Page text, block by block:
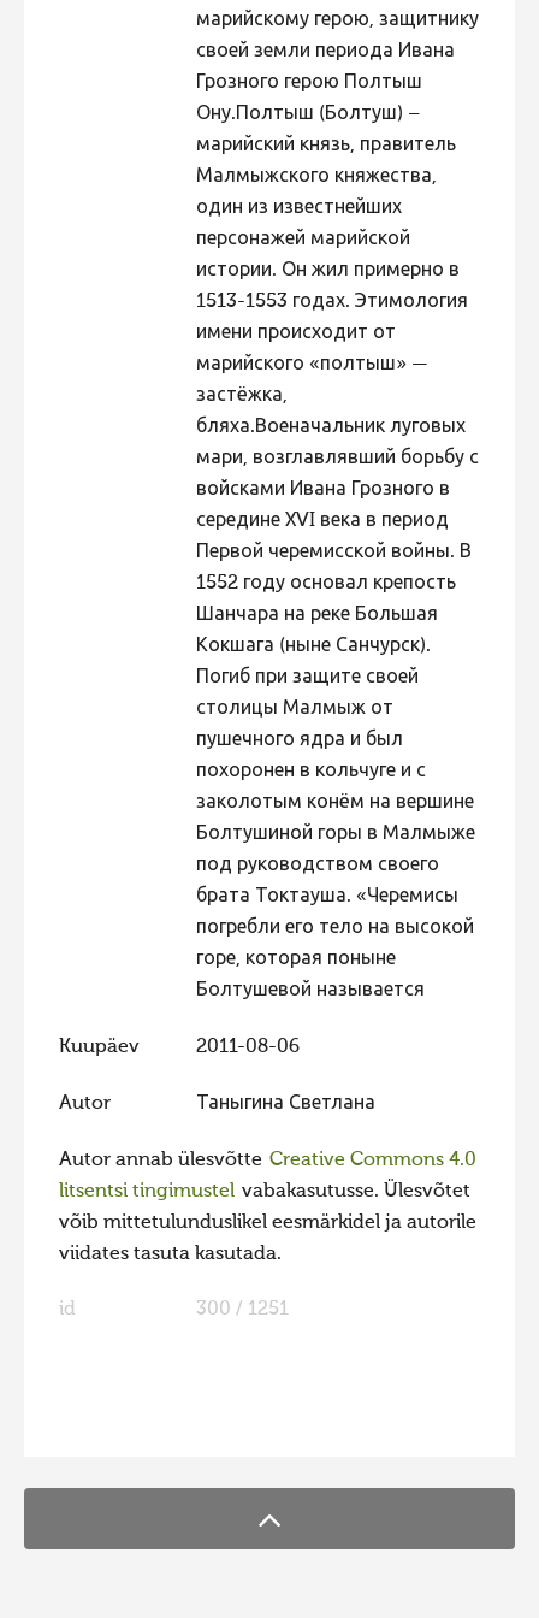
Hiite kuvavõistlus 2020
Hiite kuvavõistlus 2020 lisa
Liikuvad kuvad 2020
Hiite kuvavõistlus 2019
Hiite kuvavõistlus 2018
Hiite kuvavõistlus 2017
Hiite kuvavõistlus 2015
Hiite kuvavõistlus 2014
Hiite kuvavõistlus 2013
Hiite kuvavõistlus 2012
Hiite kuvavõistlus 2011
Hiite kuvavõistlus 2010
Hiite kuvavõistlus 2009
Hiite kuvavõistlus 2008
марийскому герою, защитнику
своей земли периода Ивана
Грозного герою Полтыш
Ону.Полтыш (Болтуш) –
марийский князь, правитель
Малмыжского княжества,
один из известнейших
персонажей марийской
истории. Он жил примерно в
1513-1553 годах. Этимология
имени происходит от
марийского «полтыш» —
застёжка,
бляха.Военачальник луговых
мари, возглавлявший борьбу с
войсками Ивана Грозного в
середине XVI века в период
Первой черемисской войны. В
1552 году основал крепость
Шанчара на реке Большая
Кокшага (ныне Санчурск).
Погиб при защите своей
столицы Малмыж от
пушечного ядра и был
похоронен в кольчуге и с
заколотым конём на вершине
Болтушиной горы в Малмыже
под руководством своего
брата Токтауша. «Черемисы
погребли его тело на высокой
горе, которая поныне
Болтушевой называется
Kuupäev 2011-08-06
Autor Таныгина Светлана
Autor annab ülesvõtte Creative Commons 4.0
litsentsi tingimustel vabakasutusse. Ülesvõtet
võib mittetulunduslikel eesmärkidel ja autorile
viidates tasuta kasutada.
id 300 / 1251